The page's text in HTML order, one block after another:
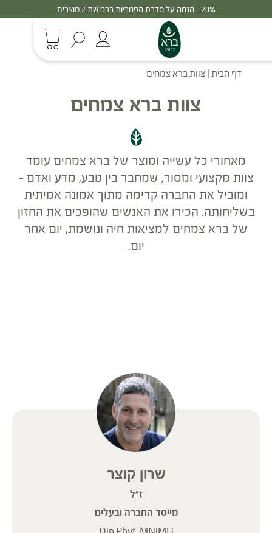
20% - הנחה על סדרת הפטריות ברכישת 2 מוצרים
דף הבית | צוות ברא צמחים
צוות ברא צמחים
מאחורי כל עשייה ומוצר של ברא צמחים עומד
צוות מקצועי ומסור, שמחבר בין טבע, מדע ואדם –
ומוביל את החברה קדימה מתוך אמונה אמיתית
בשליחותה. הכירו את האנשים שהופכים את החזון
של ברא צמחים למציאות חיה ונושמת, יום אחר
יום.
שרון קוצר
ז"ל
מייסד החברה ובעלים